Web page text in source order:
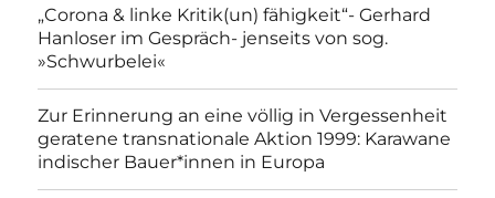
„Corona & linke Kritik(un) fähigkeit“- Gerhard
Hanloser im Gespräch- jenseits von sog.
»Schwurbelei«
Zur Erinnerung an eine völlig in Vergessenheit
geratene transnationale Aktion 1999: Karawane
indischer Bauer*innen in Europa